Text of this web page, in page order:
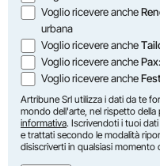
Voglio ricevere anche
urbana
Voglio ricevere anche
Voglio ricevere anchePax
Voglio ricevere anche
Artribune Srl utilizza i dati da te
mondo dell'arte, nel rispetto della
informativa. Iscrivendoti i tuoi
e trattati secondo le modalità
disiscriverti in qualsiasi momento